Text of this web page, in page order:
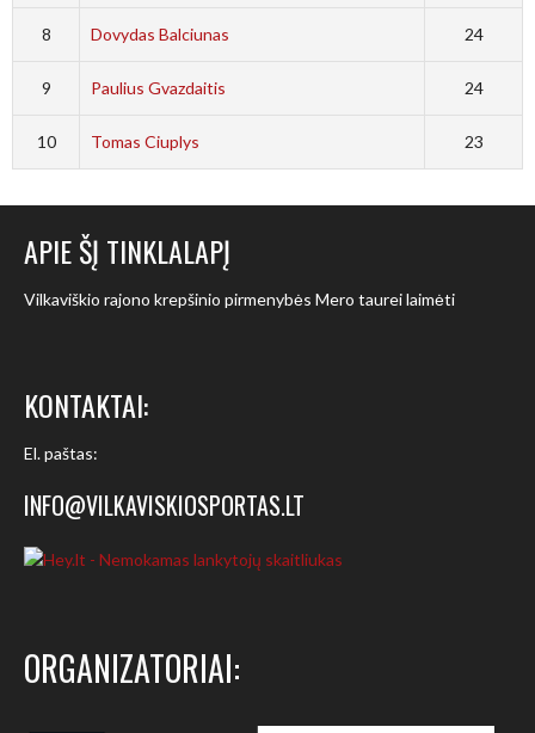
8 Dovydas Balciunas 24
9 Paulius Gvazdaitis 24
10 Tomas Ciuplys 23
APIE ŠĮ TINKLALAPĮ
Vilkaviškio rajono krepšinio pirmenybės Mero taurei laimėti
KONTAKTAI:
El. paštas:
INFO@VILKAVISKIOSPORTAS.LT
ORGANIZATORIAI: